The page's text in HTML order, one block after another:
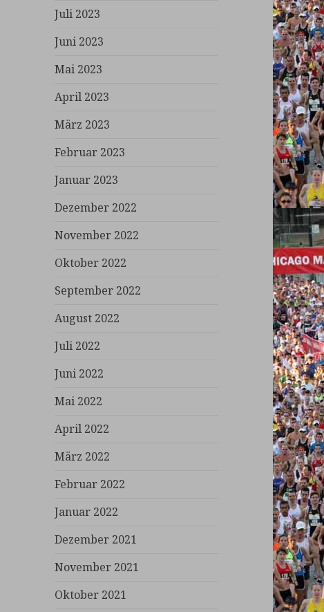
Juli 2023
Juni 2023
Mai 2023
April 2023
März 2023
Februar 2023
Januar 2023
Dezember 2022
November 2022
Oktober 2022
September 2022
August 2022
Juli 2022
Juni 2022
Mai 2022
April 2022
März 2022
Februar 2022
Januar 2022
Dezember 2021
November 2021
Oktober 2021